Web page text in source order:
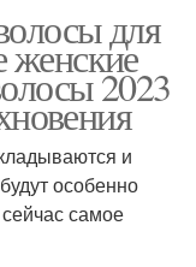
для
2023
и
особенно
самое